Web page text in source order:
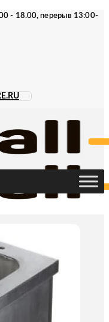
- 18.00, перерыв 13:00-